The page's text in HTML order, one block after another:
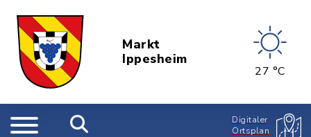
Markt
Ippesheim
27 °C
Digitaler
Ortsplan